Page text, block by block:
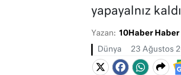
yapayalnız
Yazan: 10Haber
Dünya 23 Ağustos